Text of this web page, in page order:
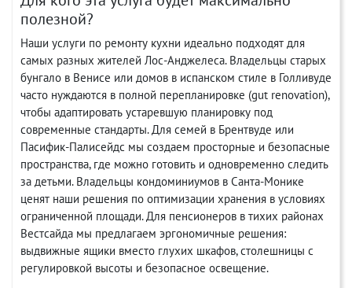
полезной?
Наши услуги по ремонту кухни идеально подходят для
самых разных жителей Лос-Анджелеса. Владельцы старых
бунгало в Венисе или домов в испанском стиле в Голливуде
часто нуждаются в полной перепланировке (gut renovation),
чтобы адаптировать устаревшую планировку под
современные стандарты. Для семей в Брентвуде или
Пасифик-Палисейдс мы создаем просторные и безопасные
пространства, где можно готовить и одновременно следить
за детьми. Владельцы кондоминиумов в Санта-Монике
ценят наши решения по оптимизации хранения в условиях
ограниченной площади. Для пенсионеров в тихих районах
Вестсайда мы предлагаем эргономичные решения:
выдвижные ящики вместо глухих шкафов, столешницы с
регулировкой высоты и безопасное освещение.